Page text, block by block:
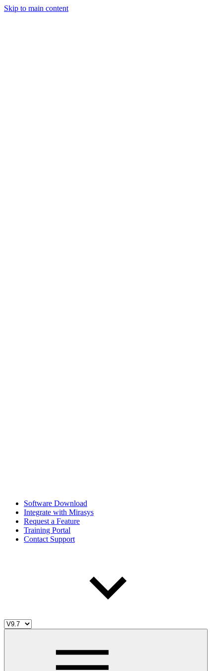
Skip to main content
Software Download
Integrate with Mirasys
Request a Feature
Training Portal
Contact Support